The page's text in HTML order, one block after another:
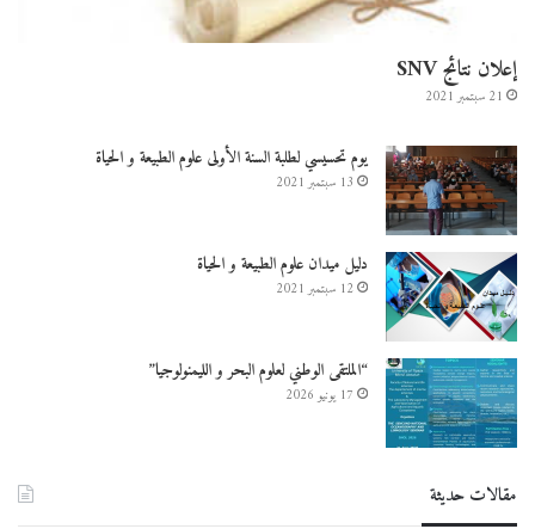
إعلان نتائج SNV
21 سبتمبر 2021
يوم تحسيسي لطلبة السنة الأولى علوم الطبيعة و الحياة
13 سبتمبر 2021
دليل ميدان علوم الطبيعة و الحياة
12 سبتمبر 2021
“الملتقى الوطني لعلوم البحر و الليمنولوجيا”
17 يونيو 2026
مقالات حديثة